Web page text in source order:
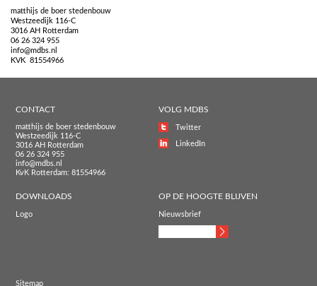
matthijs de boer stedenbouw
Westzeedijk 116-C
3016 AH Rotterdam
06 26 324 955
info@mdbs.nl
KVK 81554966
CONTACT
matthijs de boer stedenbouw
Westzeedijk 116-C
3016 AH Rotterdam
06 26 324 955
info@mdbs.nl
KvK Rotterdam: 81554966
VOLG MDBS
Twitter
LinkedIn
DOWNLOADS
Logo
OP DE HOOGTE BLIJVEN
Nieuwsbrief
Sitemap